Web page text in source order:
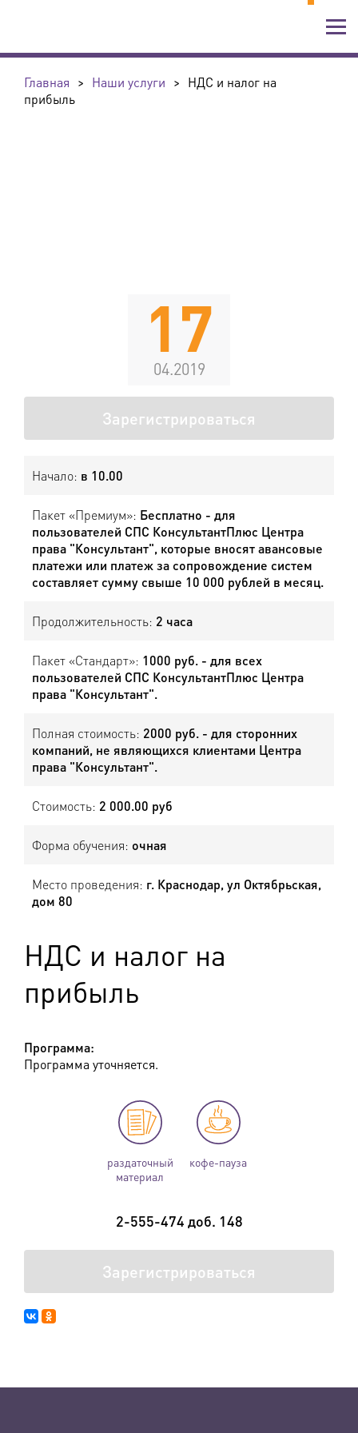
Главная > Наши услуги > НДС и налог на
прибыль
17
04.2019
Зарегистрироваться
Начало: в 10.00
Пакет «Премиум»: Бесплатно - для
пользователей СПС КонсультантПлюс Центра
права "Консультант", которые вносят авансовые
платежи или платеж за сопровождение систем
составляет сумму свыше 10 000 рублей в месяц.
Продолжительность: 2 часа
Пакет «Стандарт»: 1000 руб. - для всех
пользователей СПС КонсультантПлюс Центра
права "Консультант".
Полная стоимость: 2000 руб. - для сторонних
компаний, не являющихся клиентами Центра
права "Консультант".
Стоимость: 2 000.00 руб
Форма обучения: очная
Место проведения: г. Краснодар, ул Октябрьская,
дом 80
НДС и налог на
прибыль
Программа:
Программа уточняется.
раздаточный
материал
кофе-пауза
2-555-474 доб. 148
Зарегистрироваться